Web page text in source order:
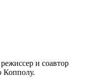
и соавтор
Копполу.